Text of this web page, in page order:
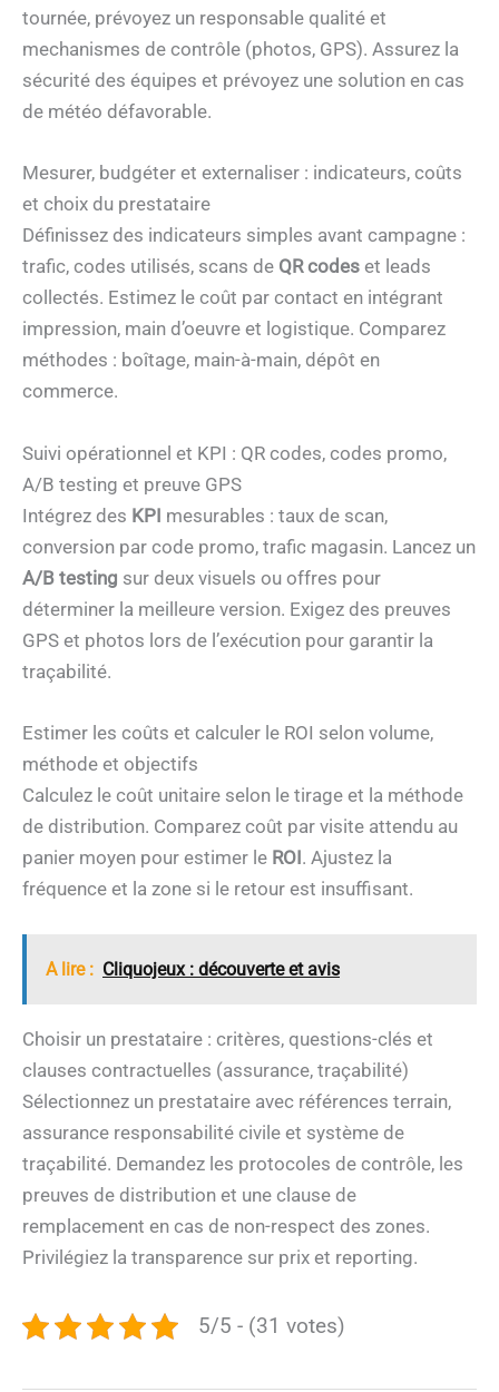
tournée, prévoyez un responsable qualité et
mechanismes de contrôle (photos, GPS). Assurez la
sécurité des équipes et prévoyez une solution en cas
de météo défavorable.
Mesurer, budgéter et externaliser : indicateurs, coûts
et choix du prestataire
Définissez des indicateurs simples avant campagne :
trafic, codes utilisés, scans de QR codes et leads
collectés. Estimez le coût par contact en intégrant
impression, main d’oeuvre et logistique. Comparez
méthodes : boîtage, main-à-main, dépôt en
commerce.
Suivi opérationnel et KPI : QR codes, codes promo,
A/B testing et preuve GPS
Intégrez des KPI mesurables : taux de scan,
conversion par code promo, trafic magasin. Lancez un
A/B testing sur deux visuels ou offres pour
déterminer la meilleure version. Exigez des preuves
GPS et photos lors de l’exécution pour garantir la
traçabilité.
Estimer les coûts et calculer le ROI selon volume,
méthode et objectifs
Calculez le coût unitaire selon le tirage et la méthode
de distribution. Comparez coût par visite attendu au
panier moyen pour estimer le ROI. Ajustez la
fréquence et la zone si le retour est insuffisant.
A lire : Cliquojeux : découverte et avis
Choisir un prestataire : critères, questions-clés et
clauses contractuelles (assurance, traçabilité)
Sélectionnez un prestataire avec références terrain,
assurance responsabilité civile et système de
traçabilité. Demandez les protocoles de contrôle, les
preuves de distribution et une clause de
remplacement en cas de non-respect des zones.
Privilégiez la transparence sur prix et reporting.
5/5 - (31 votes)